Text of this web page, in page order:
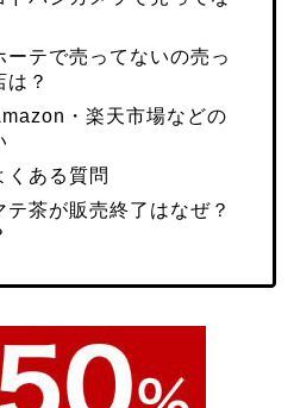
ーテで売ってないの売っ
？
・楽天市場などの
くある質問
テ茶が販売終了はなぜ？